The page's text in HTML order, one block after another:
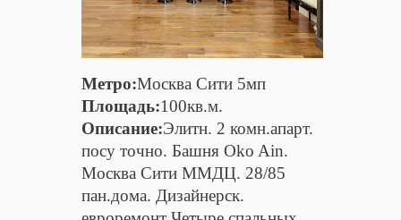
Метро:Москва Сити 5мп
Площадь:100кв.м.
Описание:Элитн. 2 комн.апарт.
посу точно. Башня Oko Ain.
Москва Сити ММДЦ. 28/85
пан.дома. Дизайнерск.